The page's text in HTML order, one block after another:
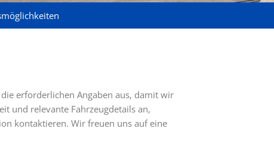
erforderlichen Angaben aus, damit wir
und relevante Fahrzeugdetails an,
kontaktieren. Wir freuen uns auf eine